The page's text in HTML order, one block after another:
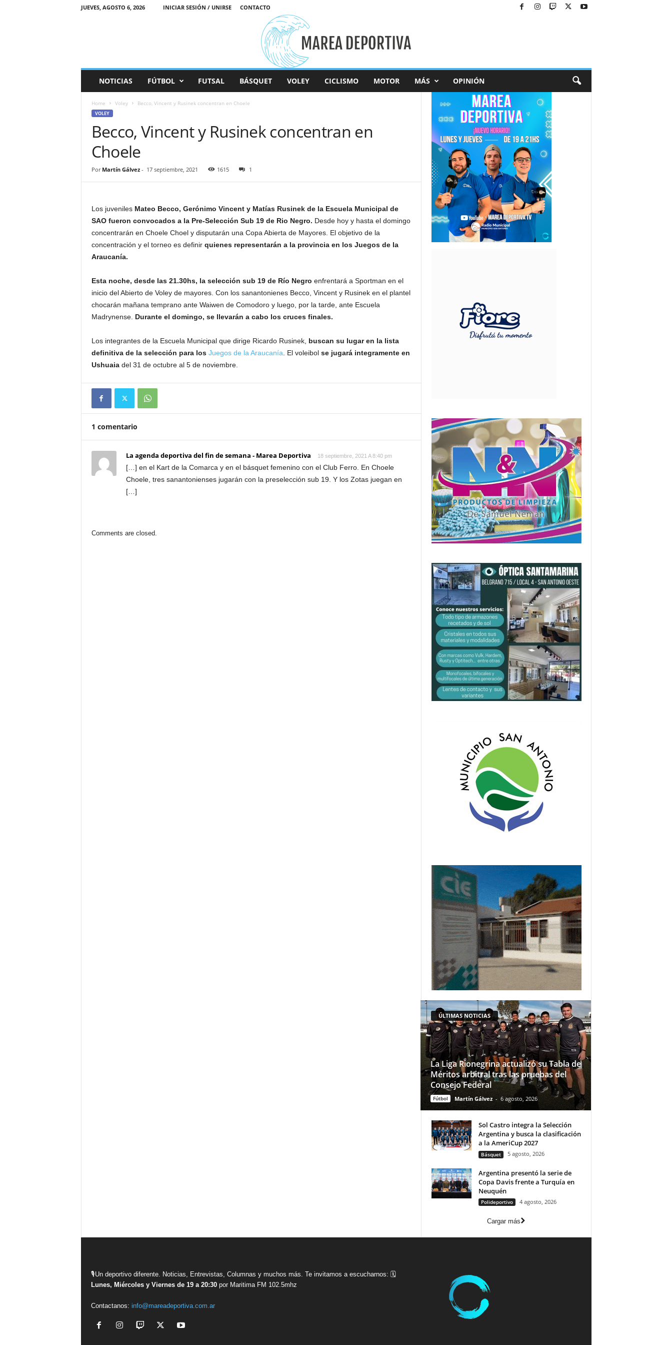
JUEVES, AGOSTO 6, 2026 INICIAR SESIÓN / UNIRSE CONTACTO
r
NOTICIAS FÚTBOL FUTSAL BÁSQUET VOLEY CICLISMO MOTOR MÁS OPINIÓN
Home Voley Becco, Vincent y Rusinek concentran en Choele
VOLEY
Becco, Vincent y Rusinek concentran en
Choele
Por Martín Gálvez- 17 septiembre, 2021 1615 1
Los juveniles Mateo Becco, Gerónimo Vincent y Matías Rusinek de la Escuela Municipal de
SAO fueron convocados a la Pre-Selección Sub 19 de Rio Negro. Desde hoy y hasta el domingo
concentrarán en Choele Choel y disputarán una Copa Abierta de Mayores. El objetivo de la
concentración y el torneo es definir quienes representarán a la provincia en los Juegos de la
Araucanía.
Esta noche, desde las 21.30hs, la selección sub 19 de Río Negro enfrentará a Sportman en el
inicio del Abierto de Voley de mayores. Con los sanantonienes Becco, Vincent y Rusinek en el plantel
chocarán mañana temprano ante Waiwen de Comodoro y luego, por la tarde, ante Escuela
Madrynense. Durante el domingo, se llevarán a cabo los cruces finales.
Los integrantes de la Escuela Municipal que dirige Ricardo Rusinek, buscan su lugar en la lista
definitiva de la selección para los Juegos de la Araucanía . El voleibol se jugará integramente en
Ushuaiadel 31 de octubre al 5 de noviembre.
1 comentario
La agenda deportiva del fin de semana - Marea Deportiva 18 septiembre, 2021 A 8:40 pm
[…] en el Kart de la Comarca y en el básquet femenino con el Club Ferro. En Choele
Choele, tres sanantonienses jugarán con la preselección sub 19. Y los Zotas juegan en
[…]
Comments are closed.
ÚLTIMAS NOTICIAS
La Liga Rionegrina actualizó su Tabla de
Méritos arbitral tras las pruebas del
Consejo Federal
Fútbol Martín Gálvez - 6 agosto, 2026
Sol Castro integra la Selección
Argentina y busca la clasificación
a la AmeriCup 2027
Básquet 5 agosto, 2026
Argentina presentó la serie de
Copa Davis frente a Turquía en
Neuquén
Polideportivo 4 agosto, 2026
Cargar más
🎙Un deportivo diferente. Noticias, Entrevistas, Columnas y muchos más. Te invitamos a escucharnos: 🗓
Lunes, Miércoles y Viernes de 19 a 20:30por Maritima FM 102.5mhz
Contactanos: info@mareadeportiva.com.ar